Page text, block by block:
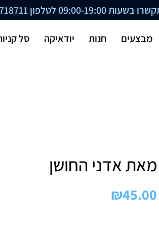
09:00-19:00 לטלפון
מבצעים חנות יודאיקה סל
מאת אדני החושן
₪45.00